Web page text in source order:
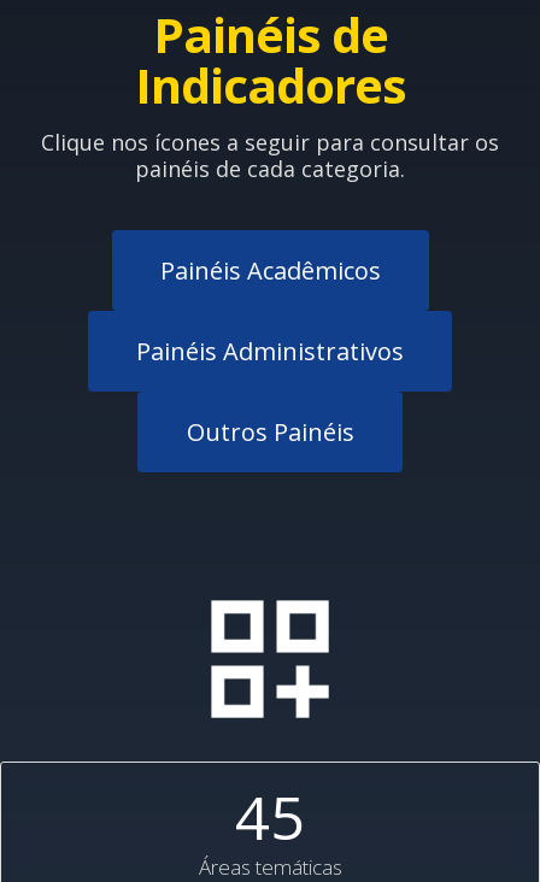
Painéis de
Indicadores
Clique nos ícones a seguir para consultar os
painéis de cada categoria.
Painéis Acadêmicos
Painéis Administrativos
Outros Painéis
45
Áreas temáticas